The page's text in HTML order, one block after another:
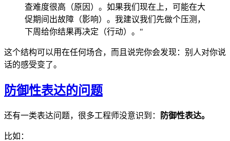
查难度很高（原因）。如果我们现在上，可能在大
促期间出故障（影响）。我建议我们先做个压测，
下周给你结果再决定（行动）。"
这个结构可以用在任何场合，而且说完你会发现：别人对你说
话的感受变了。
防御性表达的问题
还有一类表达问题，很多工程师没意识到： 防御性表达。
比如：